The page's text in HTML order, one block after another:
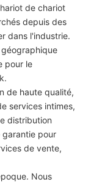
de chariot
depuis des
dans l'industrie.
pour le
de haute qualité,
services intimes,
distribution
garantie pour
de vente,
Nous